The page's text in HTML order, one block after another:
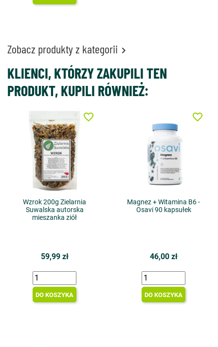
Zobacz produkty z kategorii 
KLIENCI, KTÓRZY ZAKUPILI TEN
PRODUKT, KUPILI RÓWNIEŻ:
Wzrok 200g Zielarnia
Suwalska autorska
mieszanka ziół
59,99 zł
DO KOSZYKA
favorite_border
Magnez + Witamina B6 -
Osavi 90 kapsułek
46,00 zł
DO KOSZYKA
favorite_border